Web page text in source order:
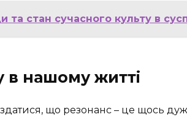
та стан сучасного культу в
в нашому житті
що резонанс – це щось